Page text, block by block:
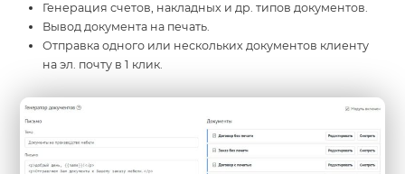
Генерация счетов, накладных и др. типов документов.
Вывод документа на печать.
Отправка одного или нескольких документов клиенту
на эл. почту в 1 клик.